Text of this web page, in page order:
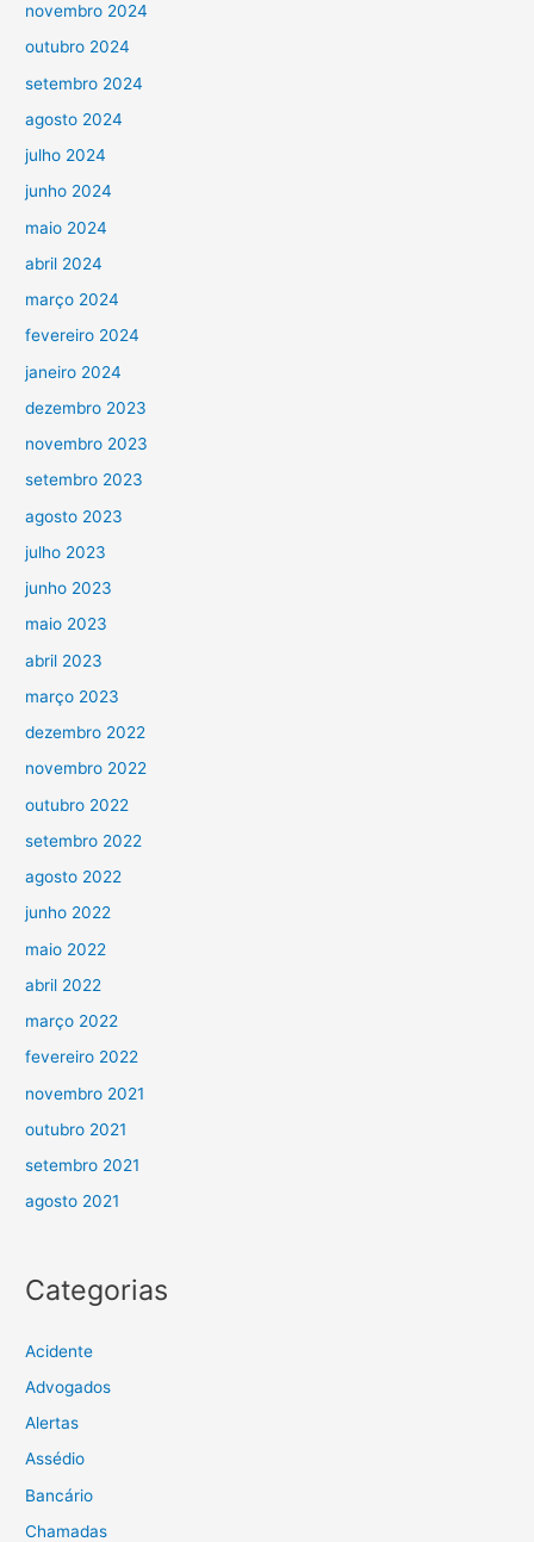
novembro 2024
outubro 2024
setembro 2024
agosto 2024
julho 2024
junho 2024
maio 2024
abril 2024
março 2024
fevereiro 2024
janeiro 2024
dezembro 2023
novembro 2023
setembro 2023
agosto 2023
julho 2023
junho 2023
maio 2023
abril 2023
março 2023
dezembro 2022
novembro 2022
outubro 2022
setembro 2022
agosto 2022
junho 2022
maio 2022
abril 2022
março 2022
fevereiro 2022
novembro 2021
outubro 2021
setembro 2021
agosto 2021
Categorias
Acidente
Advogados
Alertas
Assédio
Bancário
Chamadas